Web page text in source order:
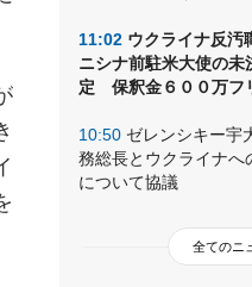
11:02 ウクライナ反汚
ニシナ前駐米大使の未
定 保釈金６００万フ
10:50 ゼレンシキー宇
務総長とウクライナへ
について協議
全てのニ